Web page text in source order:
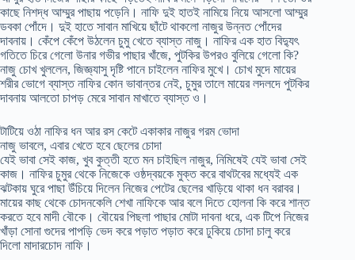
কাছে নিশদ্ধ আম্মুর পাছায় পড়েনি। নাফি দুই হাতই নামিয়ে নিয়ে আসলো আম্মুর
ডবকা পোঁদে। দুই হাতে সাবান মাখিয়ে ছাঁটে থাকলো নাজুর উন্নত পোঁদের
দাবনায়। কেঁপে কেঁপে উঠলেন চুমু খেতে ব্যাস্ত নাজু। নাফির এক হাত বিদ্যুৎ
গতিতে চিরে গেলো উনার গভীর পাছার খাঁজে, পুটকির উপরও বুলিয়ে গেলো কি?
নাজু চোখ খুললেন, জিজ্ঞ্যাসু দৃষ্টি পানে চাইলেন নাফির মুখে। চোখ মুদে মায়ের
শরীর ভোগে ব্যাস্ত নাফির কোন ভাবান্তর নেই, চুমুর তালে মায়ের লদলদে পুটকির
দাবনায় আলতো চাপড় মেরে সাবান মাখাতে ব্যাস্ত ও।
টাটিয়ে ওঠা নাফির ধন আর রস কেটে একাকার নাজুর গরম ভোদা
নাজু ভাবলে, এবার খেতে হবে ছেলের চোদা
যেই ভাবা সেই কাজ, খুব কুত্তী হতে মন চাইছিল নাজুর, নিমিষেই যেই ভাবা সেই
কাজ। নাফির চুমুর থেকে নিজেকে ওষ্ঠদ্বয়কে মুক্ত করে বাথটবের মধ্যেই এক
ঝটকায় ঘুরে পাছা উঁচিয়ে দিলেন নিজের পেটের ছেলের খাড়িয়ে থাকা ধন বরাবর।
মায়ের কাছ থেকে চোদনকেলি শেখা নাফিকে আর বলে দিতে হোলনা কি করে শান্ত
করতে হবে মাদী বৌকে। বৌয়ের পিছলা পাছার মোটা দাবনা ধরে, এক টিপে নিজের
খাঁড়া সোনা গুদের পাপড়ি ভেদ করে পড়াত পড়াত করে ঢুকিয়ে চোদা চালু করে
দিলো মাদারচোদ নাফি।